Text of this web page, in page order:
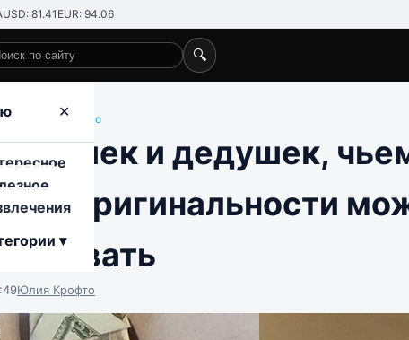
USD: 81.41 EUR: 94.06
по сайту
🔍
✕
▾
Общество
и дедушек,
и оригинальности
Юлия Крофто